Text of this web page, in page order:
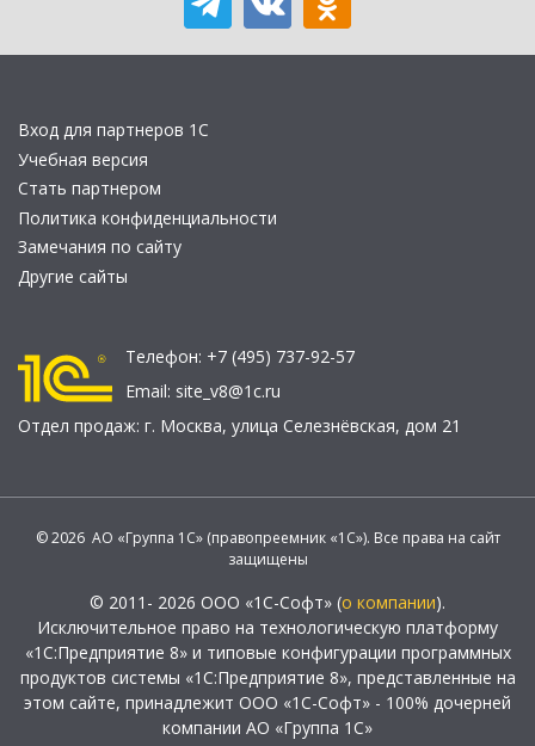
Вход для партнеров 1С
Учебная версия
Стать партнером
Политика конфиденциальности
Замечания по сайту
Другие сайты
Телефон: +7 (495) 737-92-57
Email: site_v8@1c.ru
Отдел продаж: г. Москва, улица Селезнёвская, дом 21
© 2026 АО «Группа 1С» (правопреемник «1С»). Все права на сайт
защищены
© 2011- 2026 ООО «1С-Софт» (о компании).
Исключительное право на технологическую платформу
«1С:Предприятие 8» и типовые конфигурации программных
продуктов системы «1С:Предприятие 8», представленные на
этом сайте, принадлежит ООО «1С-Софт» - 100% дочерней
компании АО «Группа 1С»